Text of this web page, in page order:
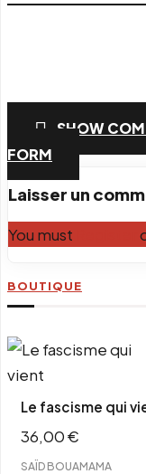
SHOW
FORM
Laisser un
You must
BOUTIQUE
Le fascisme qui
36,00€
SAÏD BOUAMAMA